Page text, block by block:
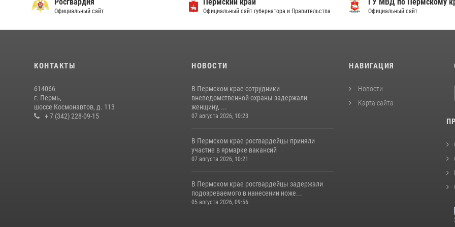
Официальный сайт Официальный сайт губернатора и Правительства Официальный сайт
КОНТАКТЫ
614066
г. Пермь,
шоссе Космонавтов, д. 113
+ 7 (342) 228-09-15
НОВОСТИ
В Пермском крае сотрудники
вневедомственной охраны задержали
женщину, ...
07 августа 2026, 10:23
В Пермском крае росгвардейцы приняли
участие в ярмарке вакансий
07 августа 2026, 10:21
В Пермском крае росгвардейцы задержали
подозреваемого в нанесении ноже...
05 августа 2026, 09:56
НАВИГАЦИЯ
Новости
Карта сайта